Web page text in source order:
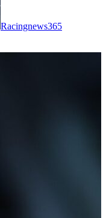
Racingnews365